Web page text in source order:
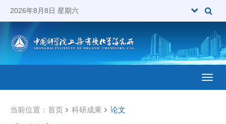
2026年8月8日 星期六
当前位置： 首页 科研成果 论文